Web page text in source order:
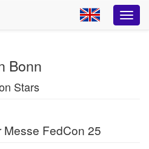
Bonn
Stars
FedCon 25